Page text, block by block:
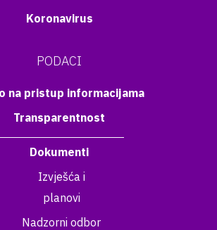
Koronavirus
PODACI
na pristup informacijama
Transparentnost
Dokumenti
Izvješća i
planovi
Nadzorni odbor